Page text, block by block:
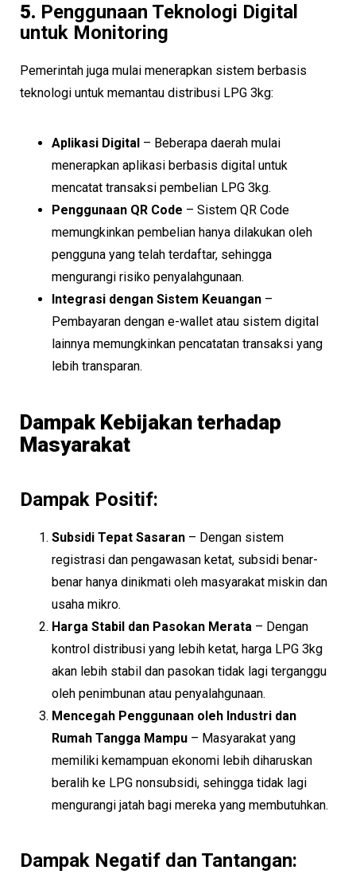
5. Penggunaan Teknologi Digital
untuk Monitoring
Pemerintah juga mulai menerapkan sistem berbasis
teknologi untuk memantau distribusi LPG 3kg:
Aplikasi Digital – Beberapa daerah mulai
menerapkan aplikasi berbasis digital untuk
mencatat transaksi pembelian LPG 3kg.
Penggunaan QR Code – Sistem QR Code
memungkinkan pembelian hanya dilakukan oleh
pengguna yang telah terdaftar, sehingga
mengurangi risiko penyalahgunaan.
Integrasi dengan Sistem Keuangan –
Pembayaran dengan e-wallet atau sistem digital
lainnya memungkinkan pencatatan transaksi yang
lebih transparan.
Dampak Kebijakan terhadap
Masyarakat
Dampak Positif:
Subsidi Tepat Sasaran – Dengan sistem
registrasi dan pengawasan ketat, subsidi benar-
benar hanya dinikmati oleh masyarakat miskin dan
usaha mikro.
Harga Stabil dan Pasokan Merata – Dengan
kontrol distribusi yang lebih ketat, harga LPG 3kg
akan lebih stabil dan pasokan tidak lagi terganggu
oleh penimbunan atau penyalahgunaan.
Mencegah Penggunaan oleh Industri dan
Rumah Tangga Mampu – Masyarakat yang
memiliki kemampuan ekonomi lebih diharuskan
beralih ke LPG nonsubsidi, sehingga tidak lagi
mengurangi jatah bagi mereka yang membutuhkan.
Dampak Negatif dan Tantangan: